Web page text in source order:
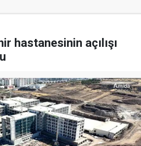
hastanesinin açılışı